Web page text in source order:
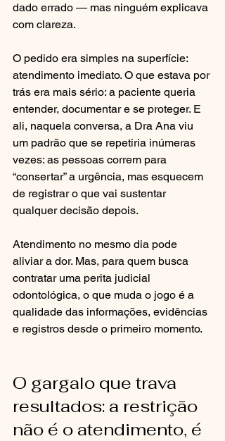
dado errado — mas ninguém explicava
com clareza.
O pedido era simples na superfície:
atendimento imediato. O que estava por
trás era mais sério: a paciente queria
entender, documentar e se proteger. E
ali, naquela conversa, a Dra Ana viu
um padrão que se repetiria inúmeras
vezes: as pessoas correm para
“consertar” a urgência, mas esquecem
de registrar o que vai sustentar
qualquer decisão depois.
Atendimento no mesmo dia pode
aliviar a dor. Mas, para quem busca
contratar uma perita judicial
odontológica, o que muda o jogo é a
qualidade das informações, evidências
e registros desde o primeiro momento.
O gargalo que trava
resultados: a restrição
não é o atendimento, é